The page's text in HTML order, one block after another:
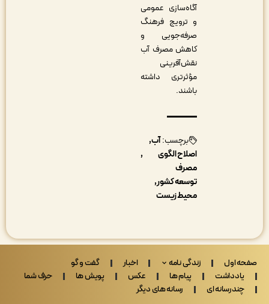
آگاه‌سازی عمومی
و ترویج فرهنگ
صرفه‌جویی و
کاهش مصرف آب
نقش‌آفرینی
مؤثرتری داشته
برچسب:آب
اصلاح الگوی
توسعه کشور
محیط زیست
اول زندگی نامه اخبار
گفت و گو
پیام ها عکس پویش ها
حرف شما
ای
رسانه های دیگر